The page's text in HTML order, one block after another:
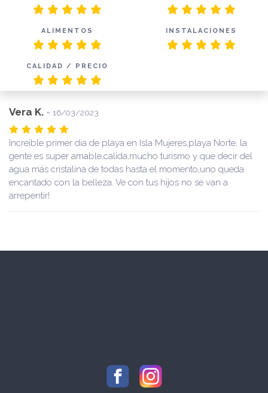
ALIMENTOS INSTALACIONES
CALIDAD / PRECIO
Vera K. - 16/03/2023
Increible primer dia de playa en Isla Mujeres,playa Norte, la
gente es super amable,calida,mucho turismo y que decir del
agua más cristalina de todas hasta el momento,uno queda
encantado con la belleza. Ve con tus hijos no se van a
arrepentir!